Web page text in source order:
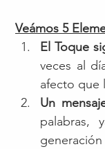
Veámos 5
El Toque
veces al
afecto que
Un
palabras,